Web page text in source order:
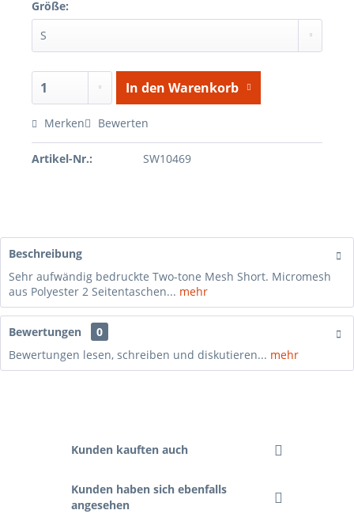
Größe:
In den Warenkorb
Merken Bewerten
Artikel-Nr.: SW10469
Beschreibung
Sehr aufwändig bedruckte Two-tone Mesh Short. Micromesh
aus Polyester 2 Seitentaschen... mehr
Bewertungen
0
Bewertungen lesen, schreiben und diskutieren... mehr
Kunden kauften auch
Kunden haben sich ebenfalls
angesehen